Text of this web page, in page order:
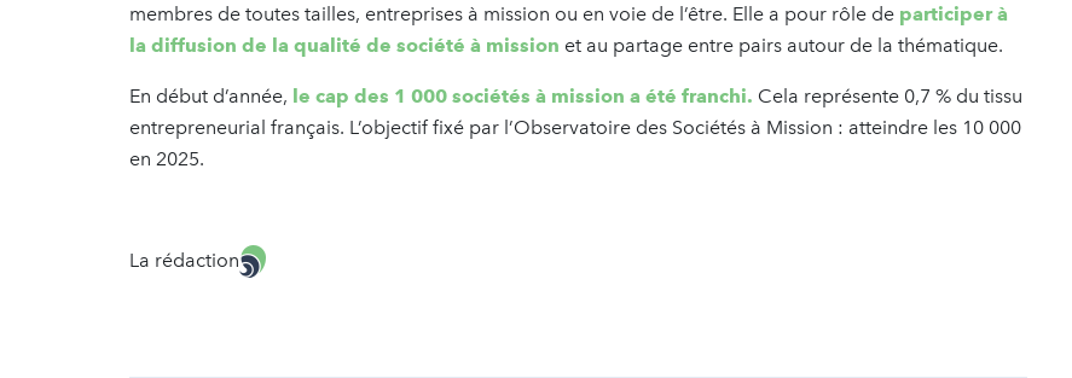
membres de toutes tailles, entreprises à mission ou en voie de l’être. Elle a pour rôle de participer à
la diffusion de la qualité de société à mission et au partage entre pairs autour de la thématique.
En début d’année, le cap des 1 000 sociétés à mission a été franchi. Cela représente 0,7 % du tissu
entrepreneurial français. L’objectif fixé par l’Observatoire des Sociétés à Mission : atteindre les 10 000
en 2025.
La rédaction